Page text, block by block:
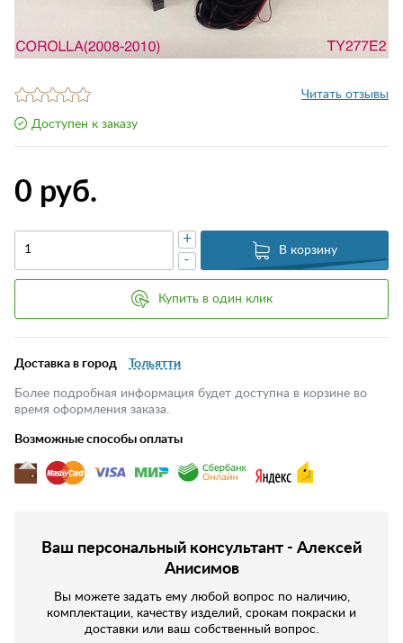
Читать отзывы
Доступен к заказу
0 руб.
-
+
В корзину
Купить в один клик
Доставка в город Тольятти
Более подробная информация будет доступна в корзине во
время оформления заказа.
Возможные способы оплаты
Ваш персональный консультант - Алексей
Анисимов
Вы можете задать ему любой вопрос по наличию,
комплектации, качеству изделий, срокам покраски и
доставки или ваш собственный вопрос.